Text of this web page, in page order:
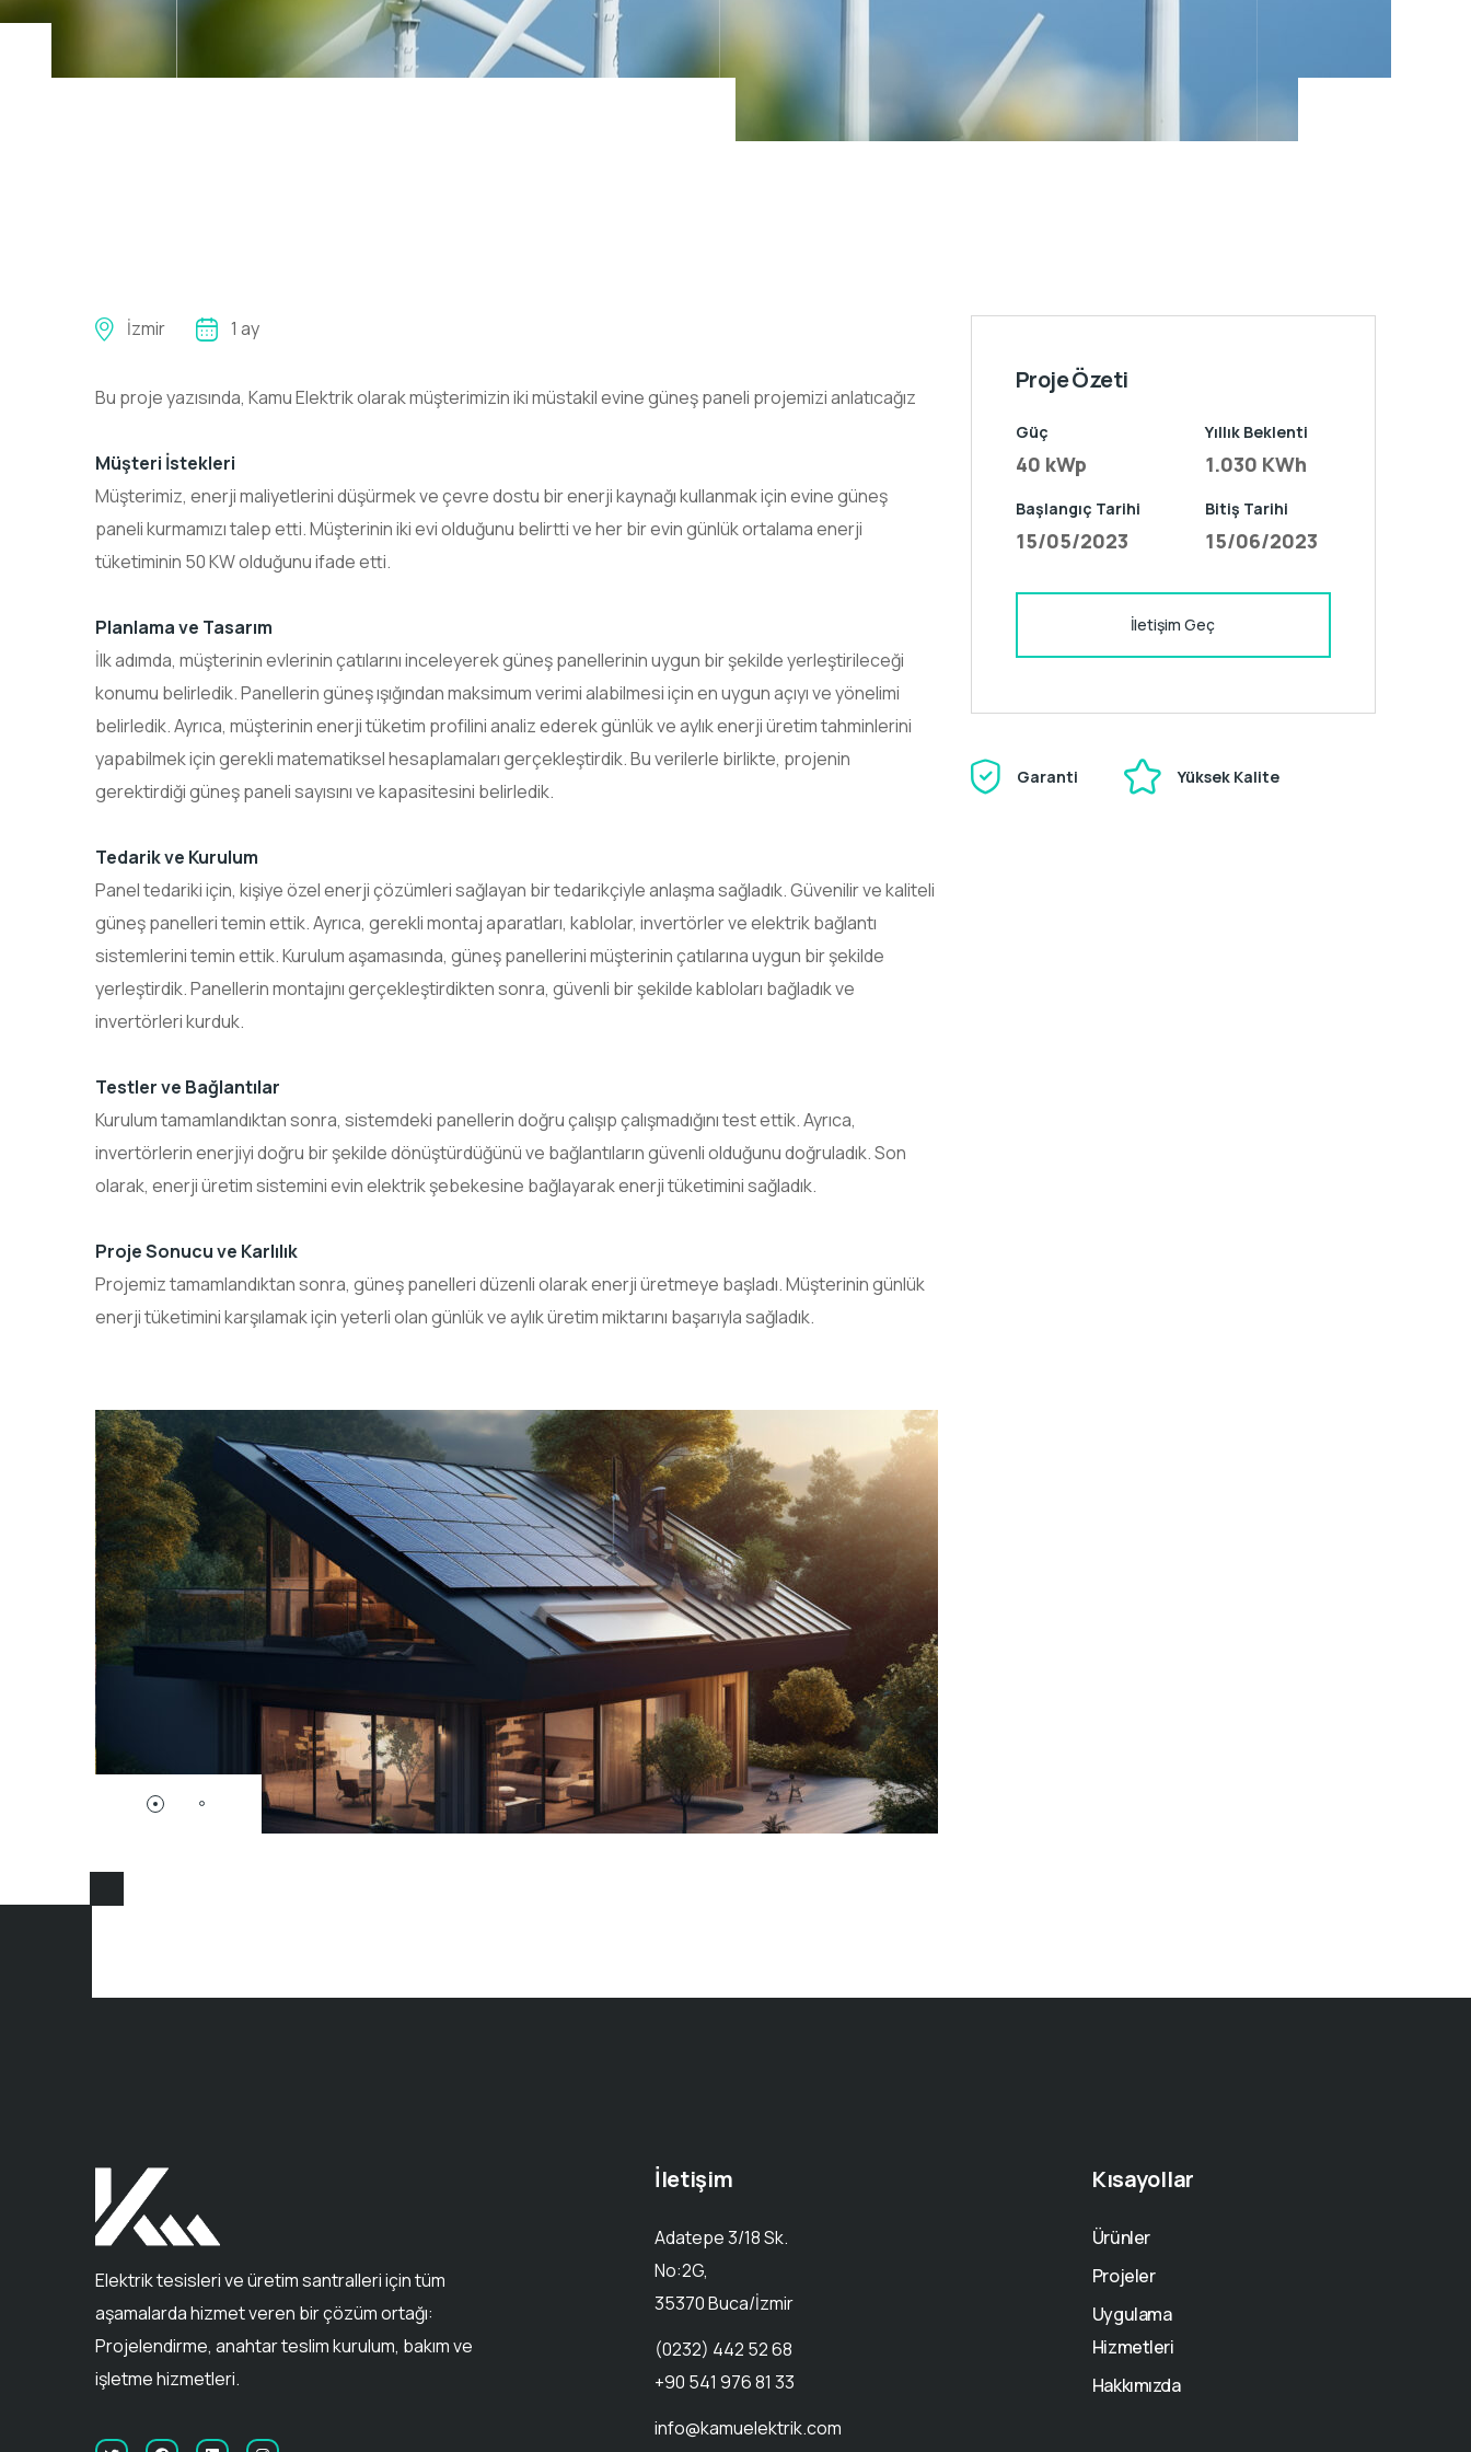
İzmir 1 ay
Bu proje yazısında, Kamu Elektrik olarak müşterimizin iki müstakil evine güneş paneli projemizi anlatıcağız
Müşteri İstekleri
Müşterimiz, enerji maliyetlerini düşürmek ve çevre dostu bir enerji kaynağı kullanmak için evine güneş
paneli kurmamızı talep etti. Müşterinin iki evi olduğunu belirtti ve her bir evin günlük ortalama enerji
tüketiminin 50 KW olduğunu ifade etti.
Planlama ve Tasarım
İlk adımda, müşterinin evlerinin çatılarını inceleyerek güneş panellerinin uygun bir şekilde yerleştirileceği
konumu belirledik. Panellerin güneş ışığından maksimum verimi alabilmesi için en uygun açıyı ve yönelimi
belirledik. Ayrıca, müşterinin enerji tüketim profilini analiz ederek günlük ve aylık enerji üretim tahminlerini
yapabilmek için gerekli matematiksel hesaplamaları gerçekleştirdik. Bu verilerle birlikte, projenin
gerektirdiği güneş paneli sayısını ve kapasitesini belirledik.
Tedarik ve Kurulum
Panel tedariki için, kişiye özel enerji çözümleri sağlayan bir tedarikçiyle anlaşma sağladık. Güvenilir ve kaliteli
güneş panelleri temin ettik. Ayrıca, gerekli montaj aparatları, kablolar, invertörler ve elektrik bağlantı
sistemlerini temin ettik. Kurulum aşamasında, güneş panellerini müşterinin çatılarına uygun bir şekilde
yerleştirdik. Panellerin montajını gerçekleştirdikten sonra, güvenli bir şekilde kabloları bağladık ve
invertörleri kurduk.
Testler ve Bağlantılar
Kurulum tamamlandıktan sonra, sistemdeki panellerin doğru çalışıp çalışmadığını test ettik. Ayrıca,
invertörlerin enerjiyi doğru bir şekilde dönüştürdüğünü ve bağlantıların güvenli olduğunu doğruladık. Son
olarak, enerji üretim sistemini evin elektrik şebekesine bağlayarak enerji tüketimini sağladık.
Proje Sonucu ve Karlılık
Projemiz tamamlandıktan sonra, güneş panelleri düzenli olarak enerji üretmeye başladı. Müşterinin günlük
enerji tüketimini karşılamak için yeterli olan günlük ve aylık üretim miktarını başarıyla sağladık.
Proje Özeti
Güç
40 kWp
Yıllık Beklenti
1.030 KWh
Başlangıç Tarihi
15/05/2023
Bitiş Tarihi
15/06/2023
İletişim Geç
Garanti Yüksek Kalite
Elektrik tesisleri ve üretim santralleri için tüm
aşamalarda hizmet veren bir çözüm ortağı:
Projelendirme, anahtar teslim kurulum, bakım ve
işletme hizmetleri.
İletişim
Adatepe 3/18 Sk.
No:2G,
35370 Buca/İzmir
(0232) 442 52 68
+90 541 976 81 33
info@kamuelektrik.com
Kısayollar
Ürünler
Projeler
Uygulama
Hizmetleri
Hakkımızda